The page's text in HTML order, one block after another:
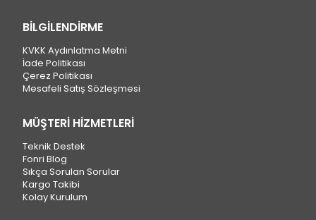
BİLGİLENDİRME
KVKK Aydınlatma Metni
İade Politikası
Çerez Politikası
Mesafeli Satış Sözleşmesi
MÜŞTERİ HİZMETLERİ
Teknik Destek
Fonri Blog
Sıkça Sorulan Sorular
Kargo Takibi
Kolay Kurulum